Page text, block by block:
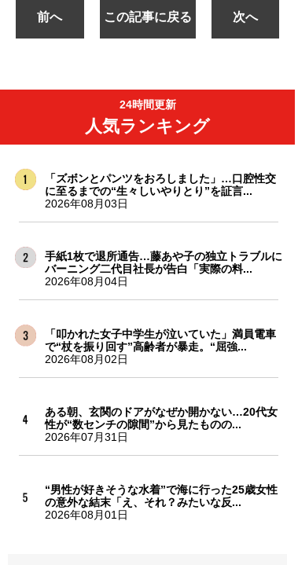
前へ この記事に戻る 次へ
24時間更新
人気ランキング
「ズボンとパンツをおろしました」…口腔性交
に至るまでの“生々しいやりとり”を証言...
2026年08月03日
手紙1枚で退所通告…藤あや子の独立トラブルに
バーニング二代目社長が告白「実際の料...
2026年08月04日
「叩かれた女子中学生が泣いていた」満員電車
で“杖を振り回す”高齢者が暴走。“屈強...
2026年08月02日
ある朝、玄関のドアがなぜか開かない…20代女
性が“数センチの隙間”から見たものの...
2026年07月31日
“男性が好きそうな水着”で海に行った25歳女性
の意外な結末「え、それ？みたいな反...
2026年08月01日